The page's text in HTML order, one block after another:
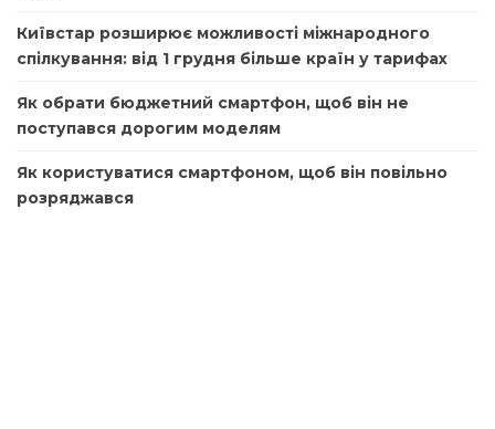
Київстар розширює можливості міжнародного
спілкування: від 1 грудня більше країн у тарифах
Як обрати бюджетний смартфон, щоб він не
поступався дорогим моделям
Як користуватися смартфоном, щоб він повільно
розряджався